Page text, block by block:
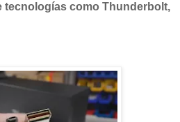
tecnologías como Thunderbolt,